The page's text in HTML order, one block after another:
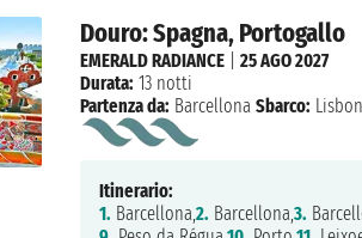
Douro: Spagna, Portogallo
EMERALD RADIANCE |25 AGO 2027
Durata: 13 notti
Partenza da: Barcellona Sbarco:
Itinerario:
1. Barcellona,2. Barcellona,3.